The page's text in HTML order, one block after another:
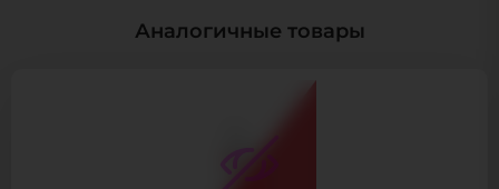
Аналогичные товары